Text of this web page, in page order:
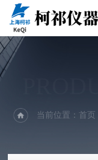
当前位置：首页